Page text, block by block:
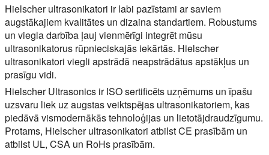
Hielscher ultrasonikatori ir labi pazīstami ar saviem
augstākajiem kvalitātes un dizaina standartiem. Robustums
un viegla darbība ļauj vienmērīgi integrēt mūsu
ultrasonikatorus rūpnieciskajās iekārtās. Hielscher
ultrasonikatori viegli apstrādā neapstrādātus apstākļus un
prasīgu vidi.
Hielscher Ultrasonics ir ISO sertificēts uzņēmums un īpašu
uzsvaru liek uz augstas veiktspējas ultrasonikatoriem, kas
piedāvā vismodernākās tehnoloģijas un lietotājdraudzīgumu.
Protams, Hielscher ultrasonikatori atbilst CE prasībām un
atbilst UL, CSA un RoHs prasībām.